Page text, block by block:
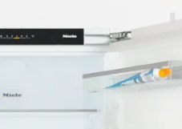
en VarioRoom voor flexibele
levering